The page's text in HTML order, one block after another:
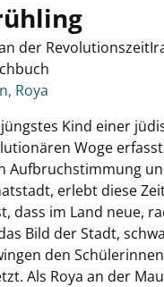
der
diesem Verfasser
Roya
jüngstes Kind einer
Woge
Aufbruchstimmung
erlebt diese
dass im Land neue,
Bild der Stadt,
den
Als Roya an der